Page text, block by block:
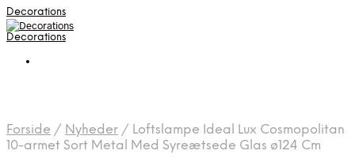
Decorations
Decorations
Forside / Nyheder / Loftslampe Ideal Lux Cosmopolitan
10-armet Sort Metal Med Syreætsede Glas ø124 Cm